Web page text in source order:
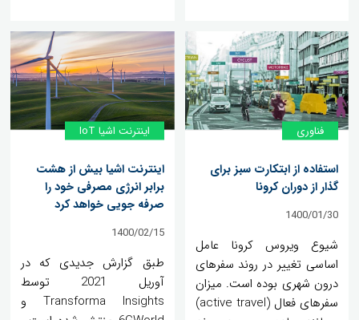
فناوری
استفاده از ابتکارت سبز برای
گذار از دوران کرونا
1400/01/30
شیوع ویروس کرونا عامل
اساسی تغییر در روند سفرهای
درون شهری بوده است. میزان
سفرهای فعال (active travel)
اینترنت اشیا IoT
اینترنت اشیا بیش از هشت
برابر انرژی مصرفی خود را
صرفه جویی خواهد کرد
1400/02/15
طبق گزارش جدیدی که در
آوریل 2021 توسط
Transforma Insights و